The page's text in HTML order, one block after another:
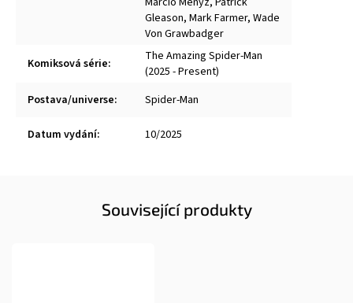
Gleason, Mark Farmer, Wade
Von Grawbadger
Komiksová série:
The Amazing Spider-Man
(2025 - Present)
Postava/universe: Spider-Man
Datum vydání: 10/2025
Související produkty